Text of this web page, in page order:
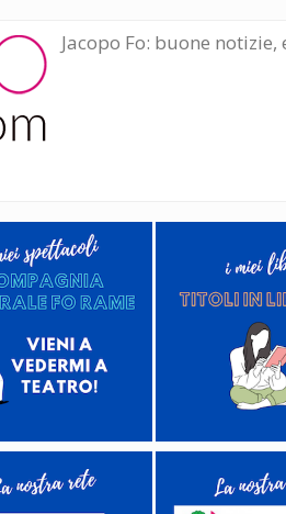
Jacopo Fo: buone